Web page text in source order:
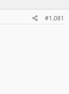
#1.081